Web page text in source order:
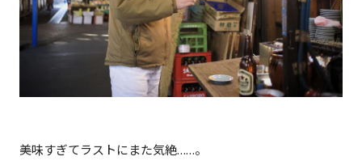
美味すぎてラストにまた気絶……。